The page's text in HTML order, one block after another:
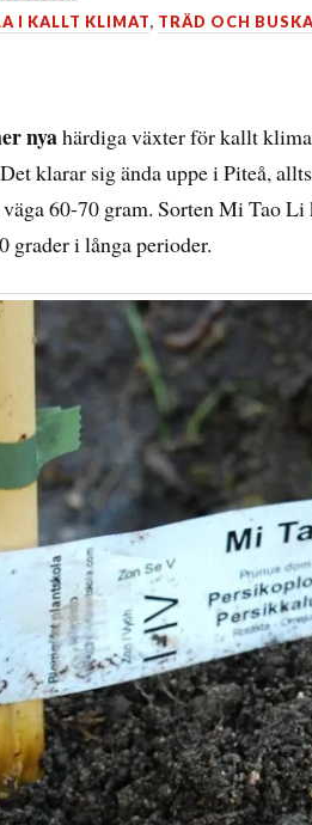
I KALLT KLIMAT, TRÄD OCH
nyahärdiga växter för kallt
klarar sig ända uppe i Piteå,
60-70 gram. Sorten Mi Tao
grader i långa perioder.